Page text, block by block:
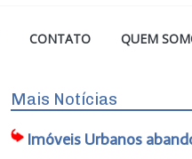
CONTATO QUEM
Mais Notícias
Imóveis Urbanos